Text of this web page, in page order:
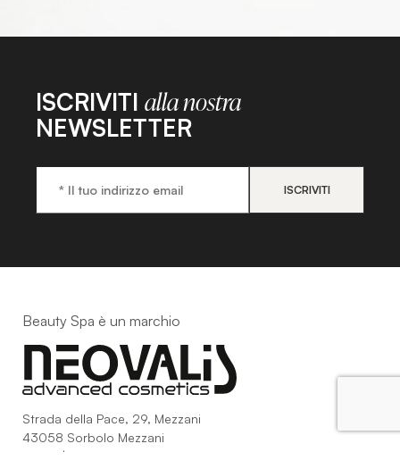
ISCRIVITI alla nostra
NEWSLETTER
Beauty Spa è un marchio
Strada della Pace, 29, Mezzani
43058 Sorbolo Mezzani
Parma | Italy